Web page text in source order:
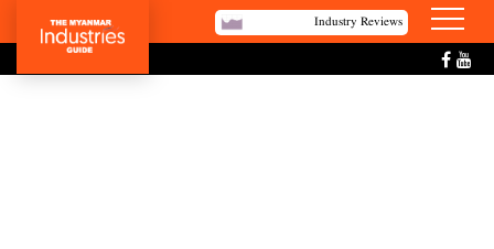
Industry Reviews